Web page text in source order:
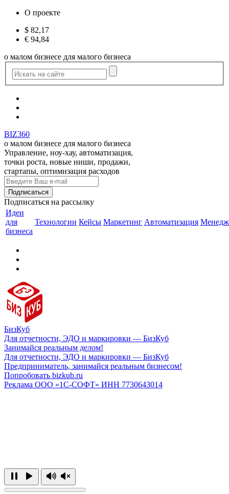
О проекте
$ 82,17
€ 94,84
о малом бизнесе для малого бизнеса
BIZ360
о малом бизнесе для малого бизнеса
Управление, ноу-хау, автоматизация,
точки роста, новые ниши, продажи,
стартапы, оптимизация расходов
Подписаться на рассылку
Идеи
для
бизнеса
Технологии Кейсы Маркетинг Автоматизация
БизКуб
Для отчетности, ЭДО и маркировки — БизКуб
Занимайся реальным делом!
Для отчетности, ЭДО и маркировки — БизКуб
Предприниматель, занимайся реальным бизнесом!
Попробовать bizkub.ru
Реклама ООО «1С-СОФТ» ИНН 7730643014